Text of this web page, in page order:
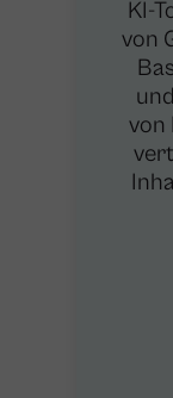
KI-
von
von